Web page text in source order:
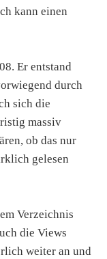
kann einen
Er entstand
durch
sich die
massiv
ob das nur
gelesen
Verzeichnis
die Views
weiter an und